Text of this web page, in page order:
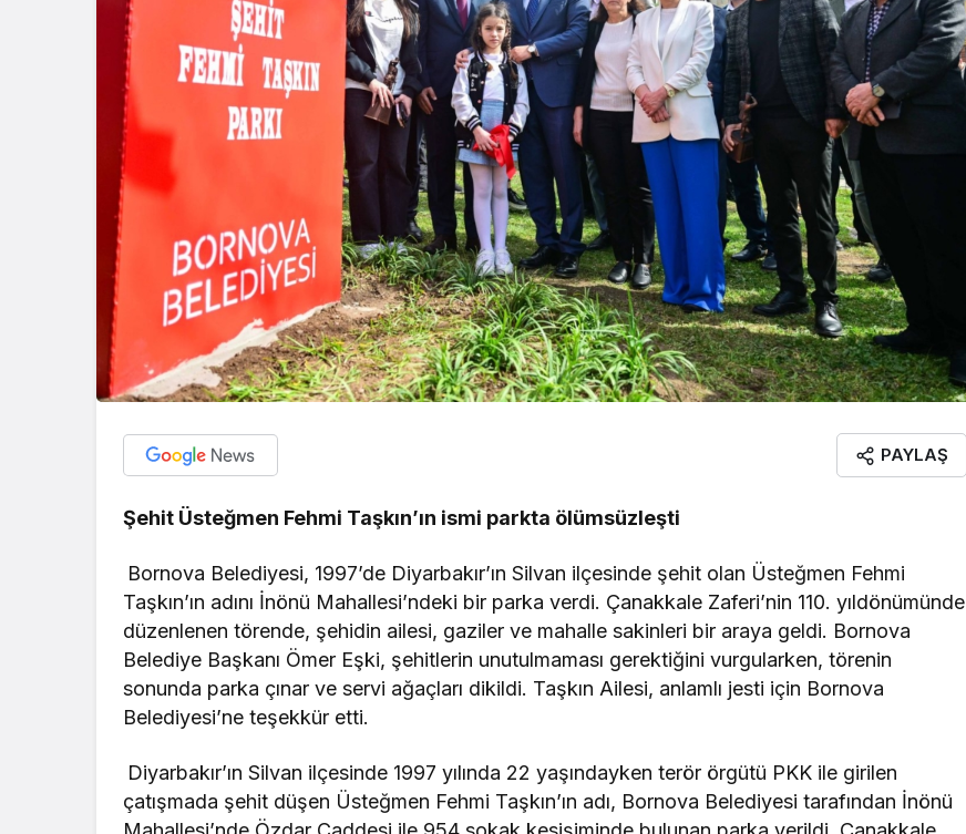
PAYLAŞ
Şehit Üsteğmen Fehmi Taşkın’ın ismi parkta ölümsüzleşti
Bornova Belediyesi, 1997’de Diyarbakır’ın Silvan ilçesinde şehit olan Üsteğmen Fehmi
Taşkın’ın adını İnönü Mahallesi’ndeki bir parka verdi. Çanakkale Zaferi’nin 110. yıldönümünde
düzenlenen törende, şehidin ailesi, gaziler ve mahalle sakinleri bir araya geldi. Bornova
Belediye Başkanı Ömer Eşki, şehitlerin unutulmaması gerektiğini vurgularken, törenin
sonunda parka çınar ve servi ağaçları dikildi. Taşkın Ailesi, anlamlı jesti için Bornova
Belediyesi’ne teşekkür etti.
Diyarbakır’ın Silvan ilçesinde 1997 yılında 22 yaşındayken terör örgütü PKK ile girilen
çatışmada şehit düşen Üsteğmen Fehmi Taşkın’ın adı, Bornova Belediyesi tarafından İnönü